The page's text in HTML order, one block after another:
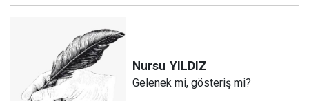
Nursu YILDIZ
Gelenek mi, gösteriş mi?